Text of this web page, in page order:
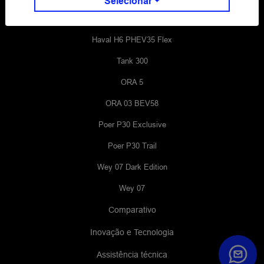
Haval H6 PHEV35 Flex
Tank 300
ORA 5
ORA 03 BEV58
Poer P30 Exclusive
Poer P30 Trail
Wey 07 Dark Edition
Wey 07
Comparativo
Inovação e Tecnologia
Assistência técnica